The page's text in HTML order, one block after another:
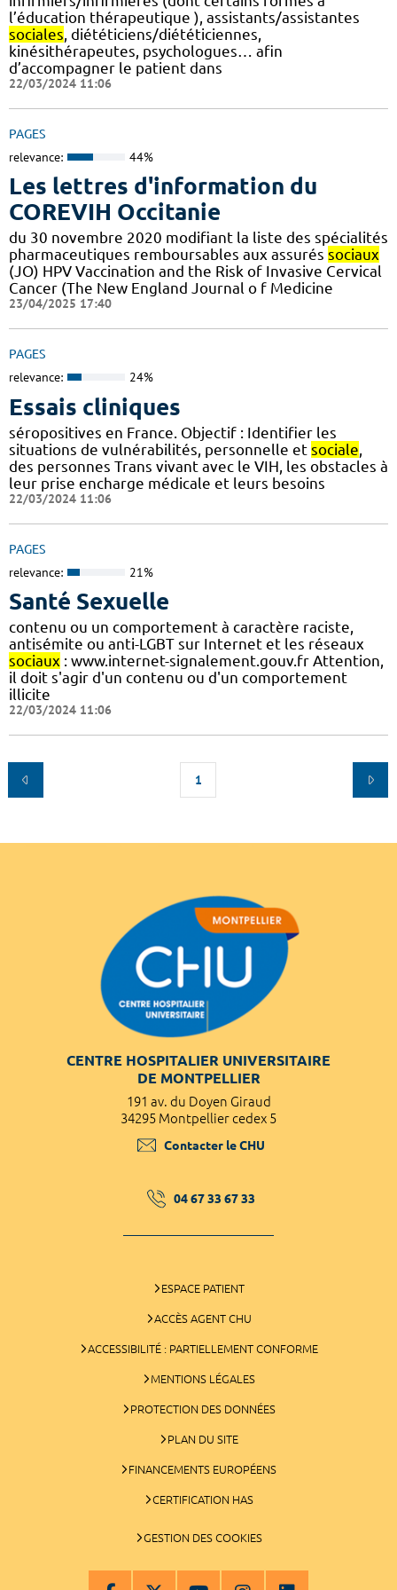
l’éducation thérapeutique ), assistants/assistantes
sociales , diététiciens/diététiciennes,
kinésithérapeutes, psychologues… afin
d’accompagner le patient dans
22/03/2024 11:06
PAGES
relevance: 44%
Les lettres d'information du
COREVIH Occitanie
du 30 novembre 2020 modifiant la liste des spécialités
pharmaceutiques remboursables aux assurés sociaux
(JO) HPV Vaccination and the Risk of Invasive Cervical
Cancer (The New England Journal o f Medicine
23/04/2025 17:40
PAGES
relevance: 24%
Essais cliniques
séropositives en France. Objectif : Identifier les
situations de vulnérabilités, personnelle et sociale
des personnes Trans vivant avec le VIH, les obstacles à
leur prise encharge médicale et leurs besoins
22/03/2024 11:06
PAGES
relevance: 21%
Santé Sexuelle
contenu ou un comportement à caractère raciste,
antisémite ou anti-LGBT sur Internet et les réseaux
sociaux : www.internet-signalement.gouv.fr Attention,
il doit s'agir d'un contenu ou d'un comportement
illicite
22/03/2024 11:06
1
CENTRE HOSPITALIER UNIVERSITAIRE
DE MONTPELLIER
191 av. du Doyen Giraud
34295 Montpellier cedex 5
Contacter le CHU
04 67 33 67 33
ESPACE PATIENT
ACCÈS AGENT CHU
ACCESSIBILITÉ : PARTIELLEMENT CONFORME
MENTIONS LÉGALES
PROTECTION DES DONNÉES
PLAN DU SITE
FINANCEMENTS EUROPÉENS
CERTIFICATION HAS
GESTION DES COOKIES